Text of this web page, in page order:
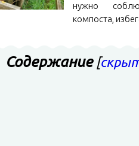
нужно
компоста,
Содержание [